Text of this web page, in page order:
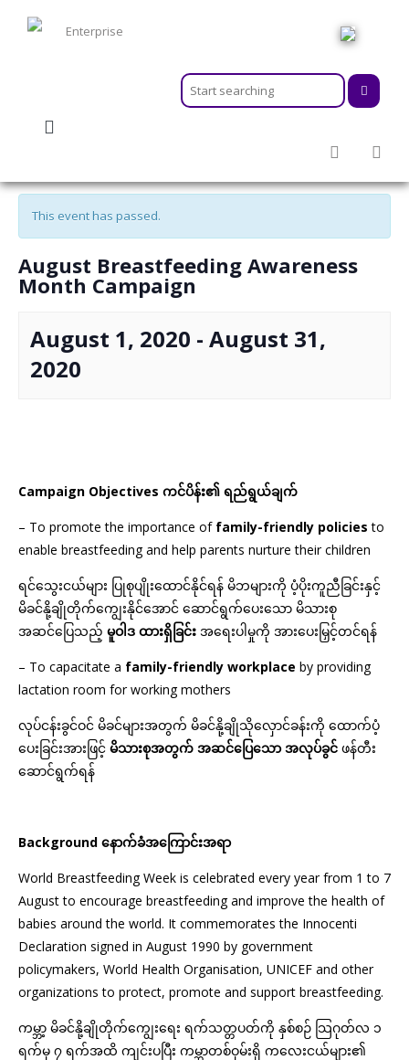
ABOUT
ACTIVITIES & EVENTS
PROGRAMS
NEWSROOM
This event has passed.
August Breastfeeding Awareness
Month Campaign
August 1, 2020 - August 31,
2020
Campaign Objectives ကင်ပိန်း၏ ရည်ရွယ်ချက်
– To promote the importance of family-friendly policies to
enable breastfeeding and help parents nurture their children
ရင်သွေးငယ်များ ပြုစုပျိုးထောင်နိုင်ရန် မိဘများကို ပံ့ပိုးကူညီခြင်းနှင့်
မိခင်နို့ချိုတိုက်ကျွေးနိုင်အောင် ဆောင်ရွက်ပေးသော မိသားစု
အဆင်ပြေသည့် မူဝါဒ ထားရှိခြင်း အရေးပါမှုကို အားပေးမြှင့်တင်ရန်
– To capacitate a family-friendly workplace by providing
lactation room for working mothers
လုပ်ငန်းခွင်ဝင် မိခင်များအတွက် မိခင်နို့ချိုသိုလှောင်ခန်းကို ထောက်ပံ့
ပေးခြင်းအားဖြင့် မိသားစုအတွက် အဆင်ပြေသော အလုပ်ခွင် ဖန်တီး
ဆောင်ရွက်ရန်
Background နောက်ခံအကြောင်းအရာ
World Breastfeeding Week is celebrated every year from 1 to 7
August to encourage breastfeeding and improve the health of
babies around the world. It commemorates the Innocenti
Declaration signed in August 1990 by government
policymakers, World Health Organisation, UNICEF and other
organizations to protect, promote and support breastfeeding.
ကမ္ဘာ့ မိခင်နို့ချိုတိုက်ကျွေးရေး ရက်သတ္တပတ်ကို နှစ်စဉ် သြဂုတ်လ ၁
ရက်မှ ၇ ရက်အထိ ကျင်းပပြီး ကမ္ဘာတစ်ဝှမ်းရှိ ကလေးငယ်များ၏